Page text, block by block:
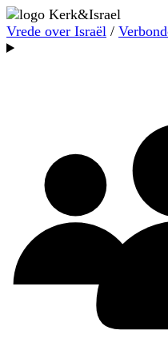
Vrede over Israël /